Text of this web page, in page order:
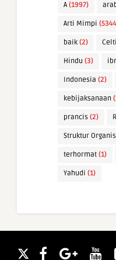
A (1997)
Arti Mimpi
baik (2)
Hindu (3)
Indonesia (2)
kebijaksanaan
prancis (2)
Struktur
terhormat (1)
Yahudi (1)